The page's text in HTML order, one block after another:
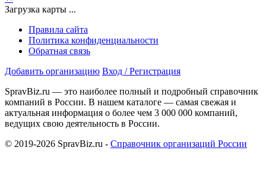
Загрузка карты ...
Правила сайта
Политика конфиденциальности
Обратная связь
Добавить организацию Вход / Регистрация
SpravBiz.ru — это наиболее полный и подробный справочник
компаний в России. В нашем каталоге — самая свежая и
актуальная информация о более чем 3 000 000 компаний,
ведущих свою деятельность в России.
© 2019-2026 SpravBiz.ru - Справочник организаций России